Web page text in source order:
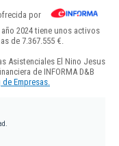
por
2024 tiene unos activos
de 7.367.555 €.
Asistenciales El Nino Jesus
de INFORMA D&B
Empresas.